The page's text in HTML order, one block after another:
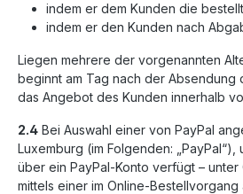
indem er dem Kunden die
indem er den Kunden nach
Liegen mehrere der vorgenannten
beginnt am Tag nach der
das Angebot des Kunden innerhalb
2.4 Bei Auswahl einer von PayPal
Luxemburg (im Folgenden:
über ein PayPal-Konto verfügt –
mittels einer im Online-